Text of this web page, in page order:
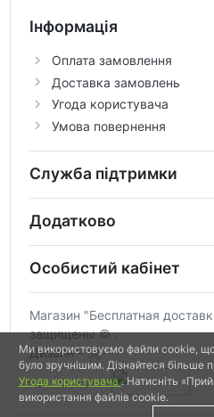
Інформація
Оплата замовлення
Доставка замовлень
Угода користувача
Умова повернення
Служба підтримки
Додатково
Особистий кабінет
Магазин "Бесплатная
защищены © .
Дизайн -
Ми використовуємо файли cookie,
було зручнішим. Дізнайтеся більше
Угода користувача. Натисніть
використання файлів cookie.